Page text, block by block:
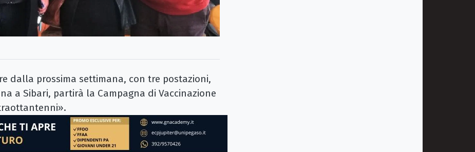
dalla prossima settimana, con tre postazioni,
a Sibari, partirà la Campagna di Vaccinazione